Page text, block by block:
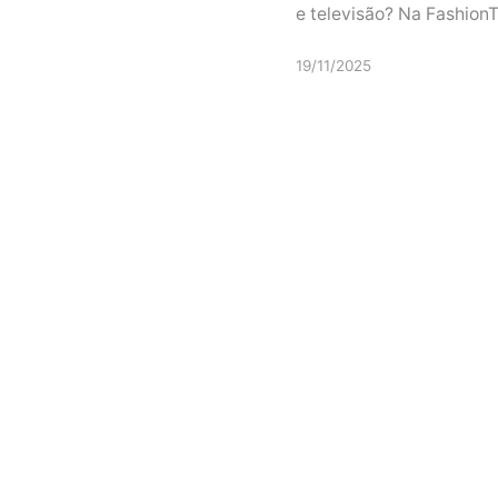
e televisão? Na
19/11/2025